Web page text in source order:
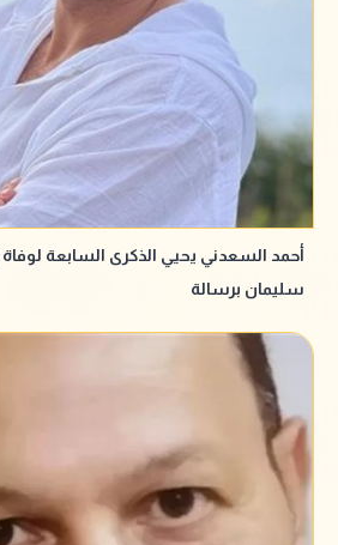
أحمد السعدني يحيي الذكرى السابعة لوفاة
سليمان برسالة